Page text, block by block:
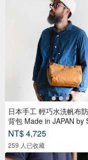
日本手工 輕巧水洗帆布
背包 Made in JAPAN by
NT$ 4,725
259 人已收藏